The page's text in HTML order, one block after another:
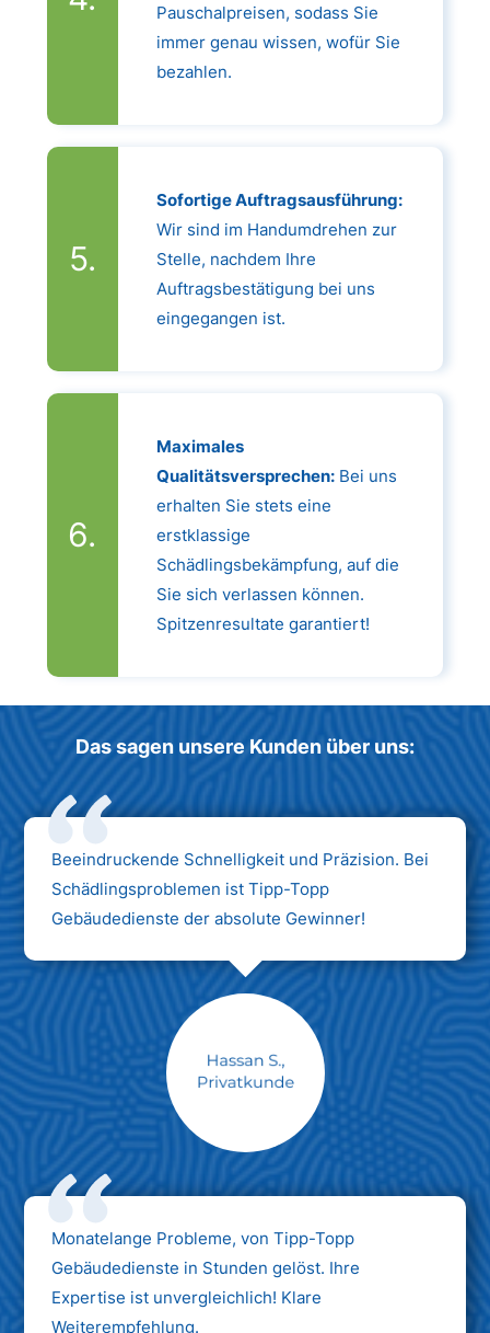
Pauschalpreisen, sodass Sie
immer genau wissen, wofür Sie
bezahlen.
Sofortige Auftragsausführung:
Wir sind im Handumdrehen zur
Stelle, nachdem Ihre
Auftragsbestätigung bei uns
eingegangen ist.
Maximales
Qualitätsversprechen:Bei uns
erhalten Sie stets eine
erstklassige
Schädlingsbekämpfung, auf die
Sie sich verlassen können.
Spitzenresultate garantiert!
Das sagen unsere Kunden über uns:
Beeindruckende Schnelligkeit und Präzision. Bei
Schädlingsproblemen ist Tipp-Topp
Gebäudedienste der absolute Gewinner!
Monatelange Probleme, von Tipp-Topp
Gebäudedienste in Stunden gelöst. Ihre
Expertise ist unvergleichlich! Klare
Weiterempfehlung.